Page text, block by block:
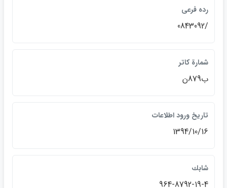
رده فرعي
/0843092
شمارة كاتر
ب879ن
تاريخ ورود اطلاعات
1394/10/16
شابك
‎964-8792-19-4